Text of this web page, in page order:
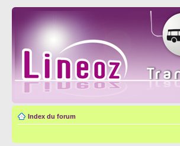
Index du forum